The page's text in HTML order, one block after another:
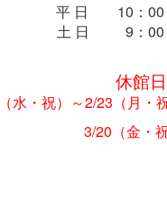
平 日 10：00
土 日 9：00
休館日
水・祝）～2/23（月・
3/20（金・祝